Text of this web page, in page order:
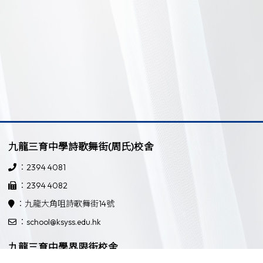
九龍三育中學詩歌舞街(周氏)校舍
：2394 4081
：2394 4082
：九龍大角咀詩歌舞街14號
：school@ksyss.edu.hk
九龍三育中學界限街校舍